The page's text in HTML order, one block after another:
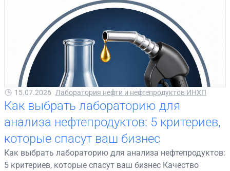
15.07.2026 Лаборатория нефти и нефтепродуктов ИНХП
Как выбрать лабораторию для
анализа нефтепродуктов: 5 критериев,
которые спасут ваш бизнес
Как выбрать лабораторию для анализа нефтепродуктов:
5 критериев, которые спасут ваш бизнес Качество